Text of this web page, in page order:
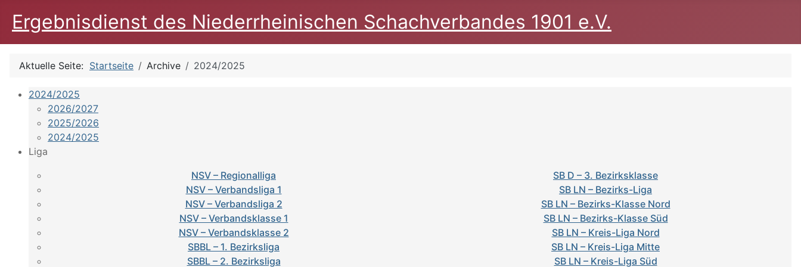
Ergebnisdienst des Niederrheinischen Schachverbandes 1901 e.V.
Aktuelle Seite: Startseite Archive 2024/2025
2024/2025
2026/2027
2025/2026
2024/2025
Liga
NSV – Regionalliga
SB D – 3. Bezirksklasse
NSV – Verbandsliga 1
SB LN – Bezirks-Liga
NSV – Verbandsliga 2
SB LN – Bezirks-Klasse Nord
NSV – Verbandsklasse 1
SB LN – Bezirks-Klasse Süd
NSV – Verbandsklasse 2
SB LN – Kreis-Liga Nord
SBBL – 1. Bezirksliga
SB LN – Kreis-Liga Mitte
SBBL – 2. Bezirksliga
SB LN – Kreis-Liga Süd